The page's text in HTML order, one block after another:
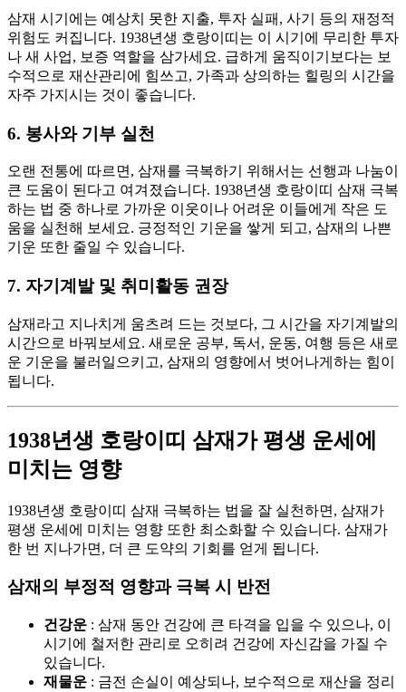
삼재 시기에는 예상치 못한 지출, 투자 실패, 사기 등의 재정적
위험도 커집니다. 1938년생 호랑이띠는 이 시기에 무리한 투자
나 새 사업, 보증 역할을 삼가세요. 급하게 움직이기보다는 보
수적으로 재산관리에 힘쓰고, 가족과 상의하는 힐링의 시간을
자주 가지시는 것이 좋습니다.
6. 봉사와 기부 실천
오랜 전통에 따르면, 삼재를 극복하기 위해서는 선행과 나눔이
큰 도움이 된다고 여겨졌습니다. 1938년생 호랑이띠 삼재 극복
하는 법 중 하나로 가까운 이웃이나 어려운 이들에게 작은 도
움을 실천해 보세요. 긍정적인 기운을 쌓게 되고, 삼재의 나쁜
기운 또한 줄일 수 있습니다.
7. 자기계발 및 취미활동 권장
삼재라고 지나치게 움츠려 드는 것보다, 그 시간을 자기계발의
시간으로 바꿔보세요. 새로운 공부, 독서, 운동, 여행 등은 새로
운 기운을 불러일으키고, 삼재의 영향에서 벗어나게하는 힘이
됩니다.
1938년생 호랑이띠 삼재가 평생 운세에
미치는 영향
1938년생 호랑이띠 삼재 극복하는 법을 잘 실천하면, 삼재가
평생 운세에 미치는 영향 또한 최소화할 수 있습니다. 삼재가
한 번 지나가면, 더 큰 도약의 기회를 얻게 됩니다.
삼재의 부정적 영향과 극복 시 반전
건강운 : 삼재 동안 건강에 큰 타격을 입을 수 있으나, 이
시기에 철저한 관리로 오히려 건강에 자신감을 가질 수
있습니다.
재물운 : 금전 손실이 예상되나, 보수적으로 재산을 정리